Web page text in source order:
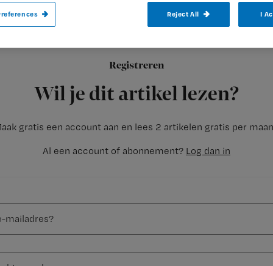
Registreren
Wil je dit artikel lezen?
gratis een account aan en lees 2 artikelen gratis per
Al een account of abonnement? Log dan in
Een miscommunicatie over de dosering
afdelingshoofd verscheen voor het
haar verpleegkundigen een te hoge
Reject All I